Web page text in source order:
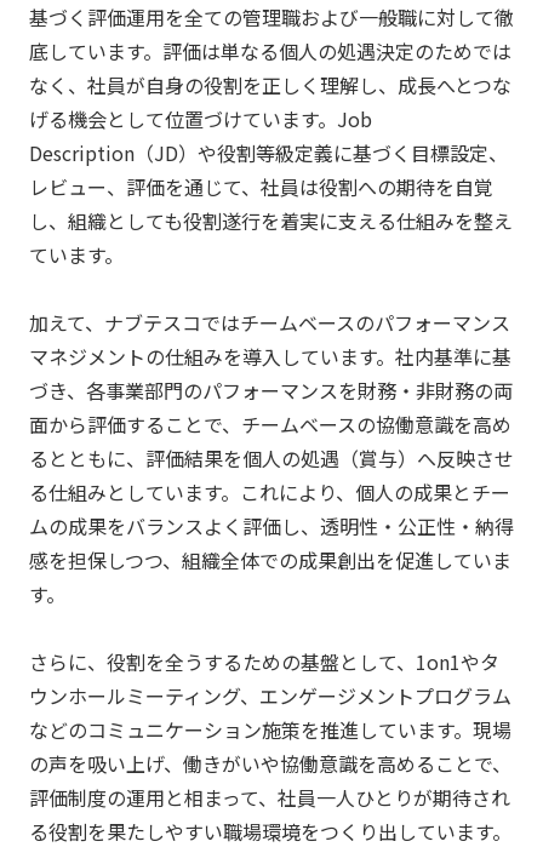
基づく評価運用を全ての管理職および一般職に対して徹
底しています。評価は単なる個人の処遇決定のためでは
なく、社員が自身の役割を正しく理解し、成長へとつな
げる機会として位置づけています。Job
Description（JD）や役割等級定義に基づく目標設定、
レビュー、評価を通じて、社員は役割への期待を自覚
し、組織としても役割遂行を着実に支える仕組みを整え
ています。
加えて、ナブテスコではチームベースのパフォーマンス
マネジメントの仕組みを導入しています。社内基準に基
づき、各事業部門のパフォーマンスを財務・非財務の両
面から評価することで、チームベースの協働意識を高め
るとともに、評価結果を個人の処遇（賞与）へ反映させ
る仕組みとしています。これにより、個人の成果とチー
ムの成果をバランスよく評価し、透明性・公正性・納得
感を担保しつつ、組織全体での成果創出を促進していま
す。
さらに、役割を全うするための基盤として、1on1やタ
ウンホールミーティング、エンゲージメントプログラム
などのコミュニケーション施策を推進しています。現場
の声を吸い上げ、働きがいや協働意識を高めることで、
評価制度の運用と相まって、社員一人ひとりが期待され
る役割を果たしやすい職場環境をつくり出しています。